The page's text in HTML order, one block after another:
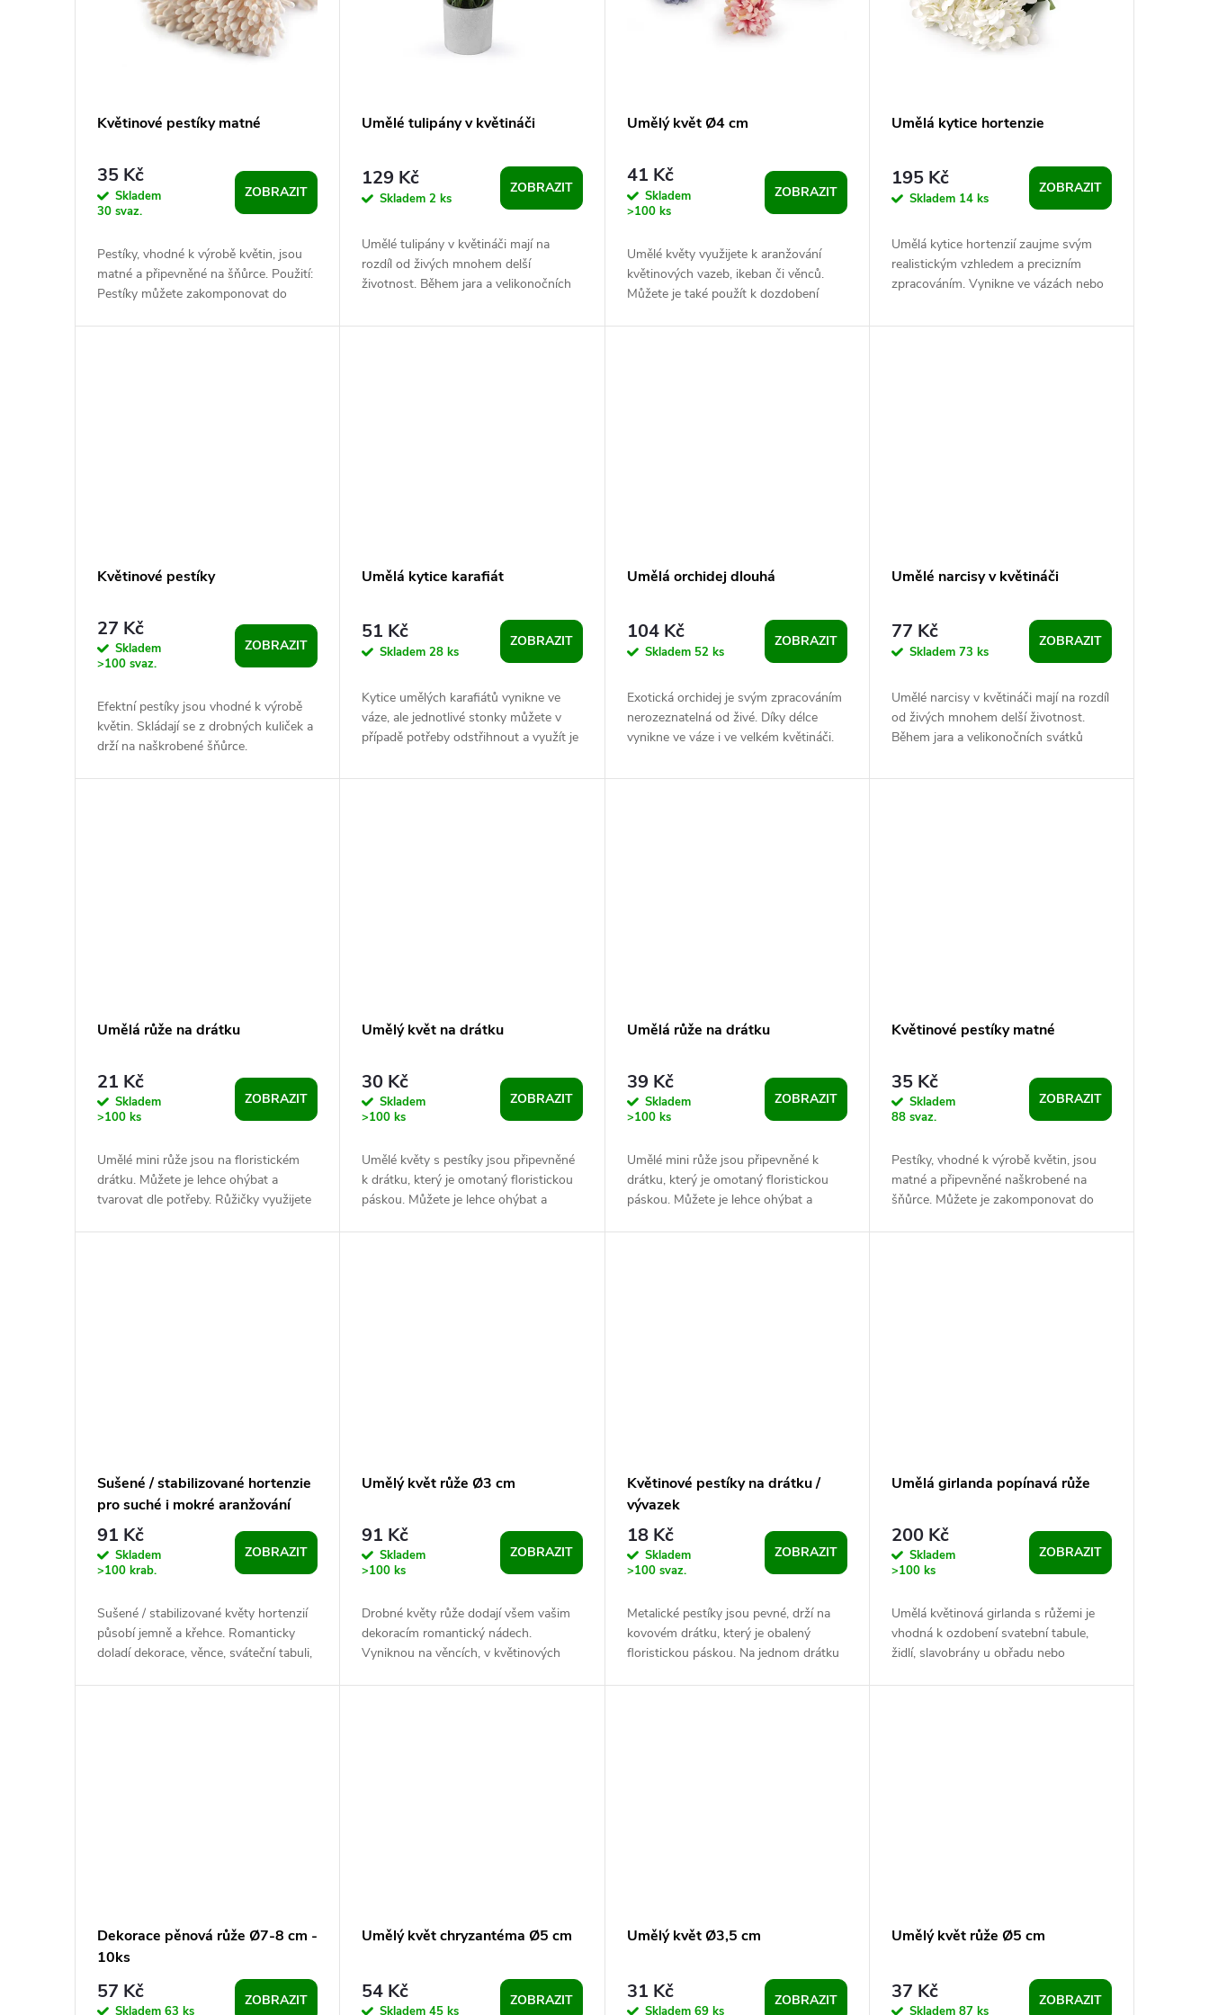
k
Květinové pestíky matné
35 Kč
Skladem
30 svaz.
ZOBRAZIT
Pestíky, vhodné k výrobě květin, jsou
matné a připevněné na šňůrce. Použití:
Pestíky můžete zakomponovat do
Umělé tulipány v květináči
129 Kč
Skladem2 ks
ZOBRAZIT
Umělé tulipány v květináči mají na
rozdíl od živých mnohem delší
životnost. Během jara a velikonočních
interiér....
Umělý květ Ø4 cm
41 Kč
Skladem
>100 ks
ZOBRAZIT
Umělé květy využijete k aranžování
květinových vazeb, ikeban či věnců.
Můžete je také použít k dozdobení
Umělá kytice hortenzie
195 Kč
Skladem 14 ks
ZOBRAZIT
Umělá kytice hortenzií zaujme svým
realistickým vzhledem a precizním
zpracováním. Vynikne ve vázách nebo
vazbách a...
Květinové pestíky
27 Kč
Skladem
>100 svaz.
ZOBRAZIT
Efektní pestíky jsou vhodné k výrobě
květin. Skládají se z drobných kuliček a
drží na naškrobené šňůrce.
Umělá kytice karafiát
51 Kč
Skladem28 ks
ZOBRAZIT
Kytice umělých karafiátů vynikne ve
váze, ale jednotlivé stonky můžete v
případě potřeby odstřihnout a využít je
Umělá orchidej dlouhá
104 Kč
Skladem 52 ks
ZOBRAZIT
Exotická orchidej je svým zpracováním
nerozeznatelná od živé. Díky délce
vynikne ve váze i ve velkém květináči.
Umělé narcisy v květináči
77 Kč
Skladem 73 ks
ZOBRAZIT
Umělé narcisy v květináči mají na rozdíl
od živých mnohem delší životnost.
Během jara a velikonočních svátků
Umělá růže na drátku
21 Kč
Skladem
>100 ks
ZOBRAZIT
Umělé mini růže jsou na floristickém
drátku. Můžete je lehce ohýbat a
tvarovat dle potřeby. Růžičky využijete
Umělý květ na drátku
30 Kč
Skladem
>100 ks
ZOBRAZIT
Umělé květy s pestíky jsou připevněné
k drátku, který je omotaný floristickou
páskou. Můžete je lehce ohýbat a
Umělá růže na drátku
39 Kč
Skladem
>100 ks
ZOBRAZIT
Umělé mini růže jsou připevněné k
drátku, který je omotaný floristickou
páskou. Můžete je lehce ohýbat a
Květinové pestíky matné
35 Kč
Skladem
88 svaz.
ZOBRAZIT
Pestíky, vhodné k výrobě květin, jsou
matné a připevněné naškrobené na
šňůrce. Můžete je zakomponovat do
Sušené / stabilizované hortenzie
pro suché i mokré aranžování
91 Kč
Skladem
>100 krab.
ZOBRAZIT
Sušené / stabilizované květy hortenzií
působí jemně a křehce. Romanticky
doladí dekorace, věnce, sváteční tabuli,
Umělý květ růže Ø3 cm
91 Kč
Skladem
>100 ks
ZOBRAZIT
Drobné květy růže dodají všem vašim
dekoracím romantický nádech.
Vyniknou na věncích, v květinových
Květinové pestíky na drátku /
vývazek
18 Kč
Skladem
>100 svaz.
ZOBRAZIT
Metalické pestíky jsou pevné, drží na
kovovém drátku, který je obalený
floristickou páskou. Na jednom drátku
Umělá girlanda popínavá růže
200 Kč
Skladem
>100 ks
ZOBRAZIT
Umělá květinová girlanda s růžemi je
vhodná k ozdobení svatební tabule,
židlí, slavobrány u obřadu nebo
Dekorace pěnová růže Ø7-8 cm -
10ks
57 Kč
Skladem 63 ks
ZOBRAZIT
Umělý květ chryzantéma Ø5 cm
54 Kč
Skladem45 ks
ZOBRAZIT
Umělý květ Ø3,5 cm
31 Kč
Skladem 69 ks
ZOBRAZIT
Umělý květ růže Ø5 cm
37 Kč
Skladem 87 ks
ZOBRAZIT